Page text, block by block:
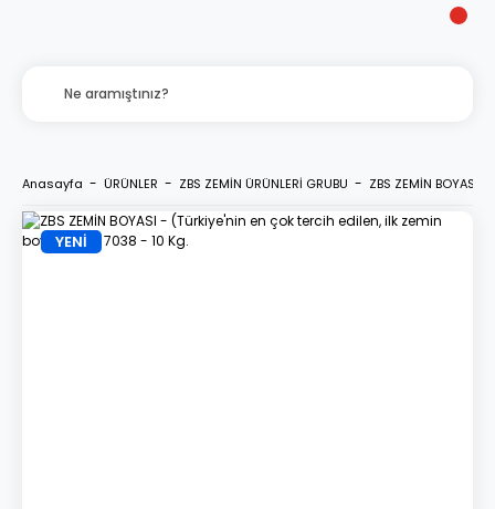
Anasayfa ÜRÜNLER ZBS ZEMİN ÜRÜNLERİ GRUBU ZBS ZEMİN
YENİ